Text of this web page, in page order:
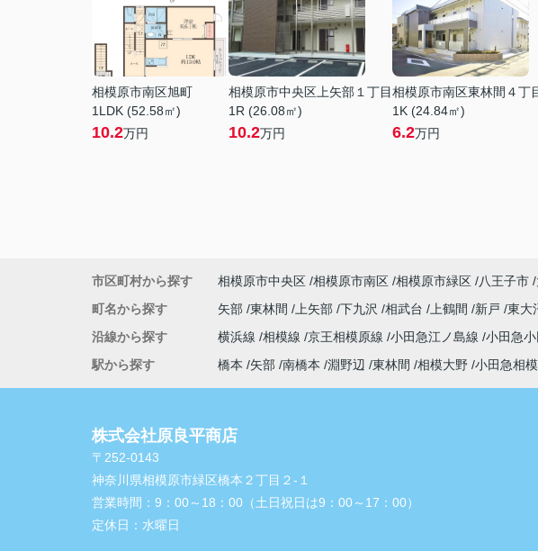
相模原市南区旭町
1LDK (52.58㎡)
10.2万円
相模原市中央区上矢部１丁目
1R (26.08㎡)
10.2万円
相模原市南区東林間４丁
1K (24.84㎡)
6.2万円
市区町村から探す 相模原市中央区 相模原市南区 相模原市緑区 八王子市
町名から探す
矢部 東林間 上矢部 下九沢 相武台 上鶴間 新戸 東大
沿線から探す
横浜線 相模線 京王相模原線 小田急江ノ島線 小田急
駅から探す
橋本 矢部 南橋本 淵野辺 東林間 相模大野 小田急相
株式会社原良平商店
〒252-0143
神奈川県相模原市緑区橋本２丁目２-１
営業時間： 9：00～18：00（土日祝日は9：00～17：00）
定休日： 水曜日